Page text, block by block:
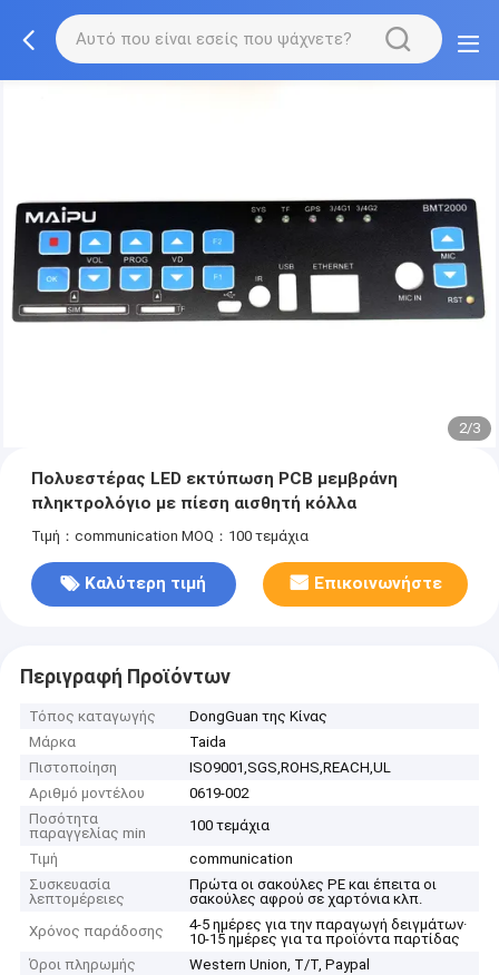
2/3
Πολυεστέρας LED εκτύπωση PCB μεμβράνη
πληκτρολόγιο με πίεση αισθητή κόλλα
Τιμή：communication MOQ：100 τεμάχια
Καλύτερη τιμή Επικοινωνήστε
Περιγραφή Προϊόντων
Τόπος καταγωγής
DongGuan της Κίνας
Μάρκα
Taida
Πιστοποίηση
ISO9001,SGS,ROHS,REACH,UL
Αριθμό μοντέλου
0619-002
Ποσότητα
παραγγελίας min
100 τεμάχια
Τιμή
communication
Συσκευασία
λεπτομέρειες
Πρώτα οι σακούλες PE και έπειτα οι
σακούλες αφρού σε χαρτόνια κλπ.
Χρόνος παράδοσης
4-5 ημέρες για την παραγωγή δειγμάτων·
10-15 ημέρες για τα προϊόντα παρτίδας
Όροι πληρωμής
Western Union, T/T, Paypal